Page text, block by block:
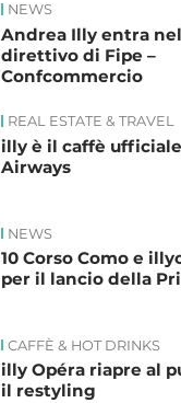
NEWS
Andrea Illy entra
direttivo di Fipe –
Confcommercio
REAL ESTATE & TRAVEL
illy è il caffè
Airways
NEWS
10 Corso Como e
per il lancio della
CAFFÈ & HOT DRINKS
illy Opéra riapre al
il restyling